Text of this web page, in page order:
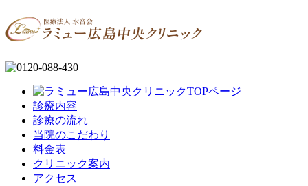
診療内容
診療の流れ
当院のこだわり
料金表
クリニック案内
アクセス